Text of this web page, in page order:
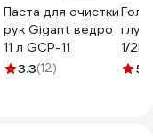
Паста для очистки
рук Gigant ведро
11 л GCP-11
3.3(12)
1/
5